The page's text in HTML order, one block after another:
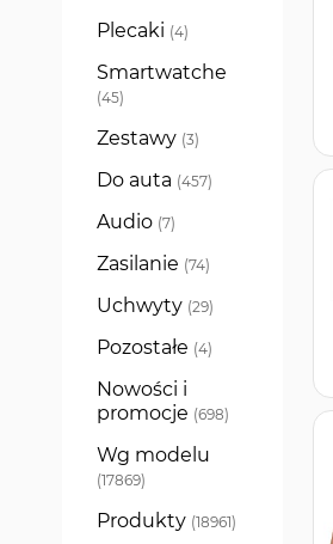
Plecaki 4
produkty
Smartwatche
45
produkty
Zestawy 3
produkty
Do auta 457
produkty
Audio 7
produkty
Zasilanie 74
produkty
Uchwyty 29
produkty
Pozostałe 4
produkty
Nowości i
promocje 698
produkty
Wg modelu
17869
produkty
Produkty 18961
produkty